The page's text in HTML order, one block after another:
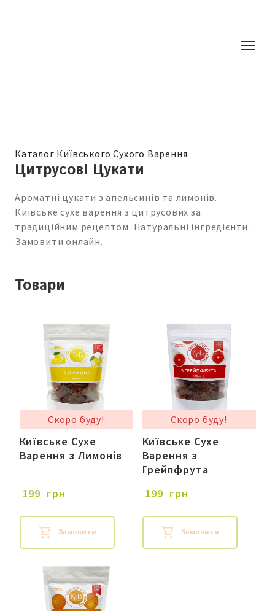
Каталог Київського Сухого Варення
Цитрусові Цукати
Ароматні цукати з апельсинів та лимонів.
Київське сухе варення з цитрусових за
традиційним рецептом. Натуральні інгредієнти.
Замовити онлайн.
Товари
Скоро буду!
Київське Сухе
Варення з Лимонів
199  грн
Замовити
Скоро буду!
Київське Сухе
Варення з
Грейпфрута
199  грн
Замовити